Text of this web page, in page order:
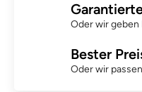
Oder wir
Bester
Oder wir